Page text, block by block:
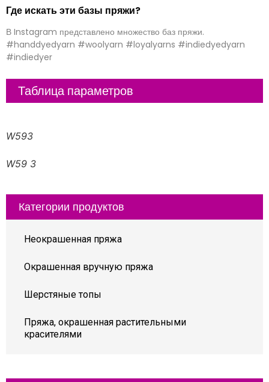
Где искать эти базы пряжи?
В Instagram представлено множество баз пряжи.
#handdyedyarn #woolyarn #loyalyarns #indiedyedyarn
#indiedyer
Таблица параметров
W593
W59 3
Категории продуктов
Неокрашенная пряжа
Окрашенная вручную пряжа
Шерстяные топы
Пряжа, окрашенная растительными
красителями